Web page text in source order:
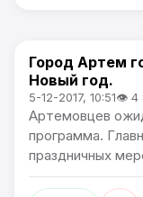
Общество
Город Артем
Новый год.
5-12-2017, 10:51👁 4
Артемовцев
программа.
праздничных